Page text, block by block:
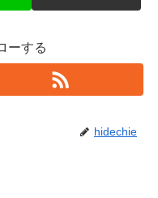
ーする
hidechie